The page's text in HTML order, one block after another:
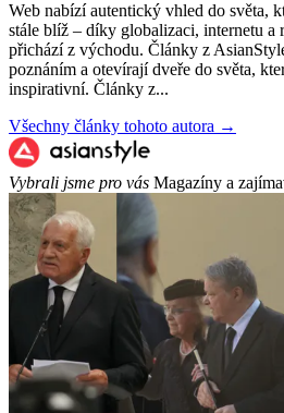
Web nabízí autentický vhled do světa,
stále blíž – díky globalizaci, internetu a
přichází z východu. Články z
poznáním a otevírají dveře do světa,
inspirativní. Články z...
Všechny články tohoto autora →
Vybrali jsme pro vás Magazíny a